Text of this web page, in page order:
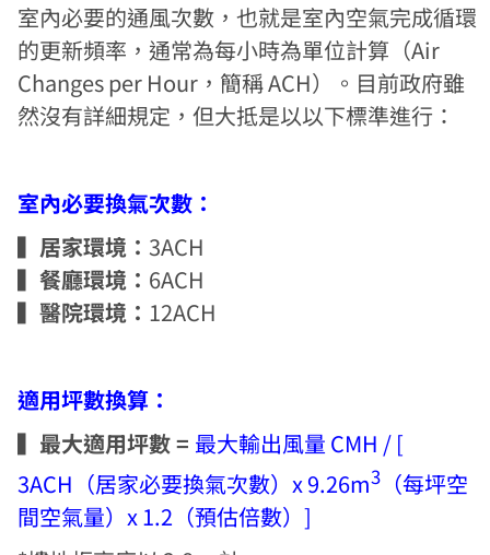
室內必要的通風次數，也就是室內空氣完成循環
的更新頻率，通常為每小時為單位計算（Air
Changes per Hour，簡稱 ACH）。目前政府雖
然沒有詳細規定，但大抵是以以下標準進行：
室內必要換氣次數：
▍居家環境：3ACH
▍餐廳環境： 6ACH
▍醫院環境： 12ACH
適用坪數換算：
▍最大適用坪數 = 最大輸出風量 CMH / [
3ACH（居家必要換氣次數）x 9.26m3 （每坪空
間空氣量）x 1.2（預估倍數）]